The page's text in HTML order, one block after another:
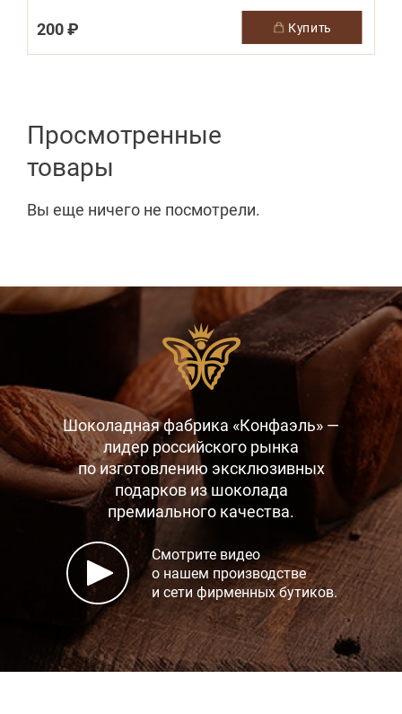
200 ₽ купить
Просмотренные
товары
Вы еще ничего не посмотрели.
Шоколадная фабрика «Конфаэль» —
лидер российского рынка
по изготовлению эксклюзивных
подарков из шоколада
премиального качества.
Смотрите видео
о нашем производстве
и сети фирменных бутиков.